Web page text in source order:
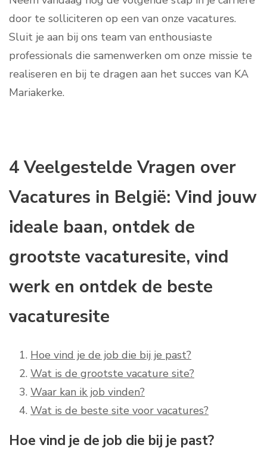
door te solliciteren op een van onze vacatures.
Sluit je aan bij ons team van enthousiaste
professionals die samenwerken om onze missie te
realiseren en bij te dragen aan het succes van KA
Mariakerke.
4 Veelgestelde Vragen over
Vacatures in België: Vind jouw
ideale baan, ontdek de
grootste vacaturesite, vind
werk en ontdek de beste
vacaturesite
Hoe vind je de job die bij je past?
Wat is de grootste vacature site?
Waar kan ik job vinden?
Wat is de beste site voor vacatures?
Hoe vind je de job die bij je past?